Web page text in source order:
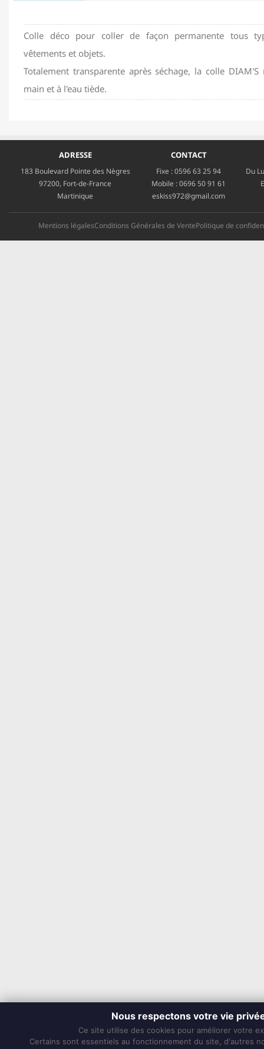
Colle déco pour coller de façon permanente tous
vêtements et objets.
Totalement transparente après séchage, la colle
main et à l'eau tiède.
ADRESSE
183 Boulevard Pointe des Nègres
97200, Fort-de-France
Martinique
CONTACT
Fixe :0596 63 25 94
Mobile :0696 50 91 61
eskiss972@gmail.com
Du
Nous respectons votre vie
Ce site utilise des cookies pour améliorer votre
Certains sont essentiels au fonctionnement du site, d'autres
Mentions légalesConditions Générales de VentePolitique de